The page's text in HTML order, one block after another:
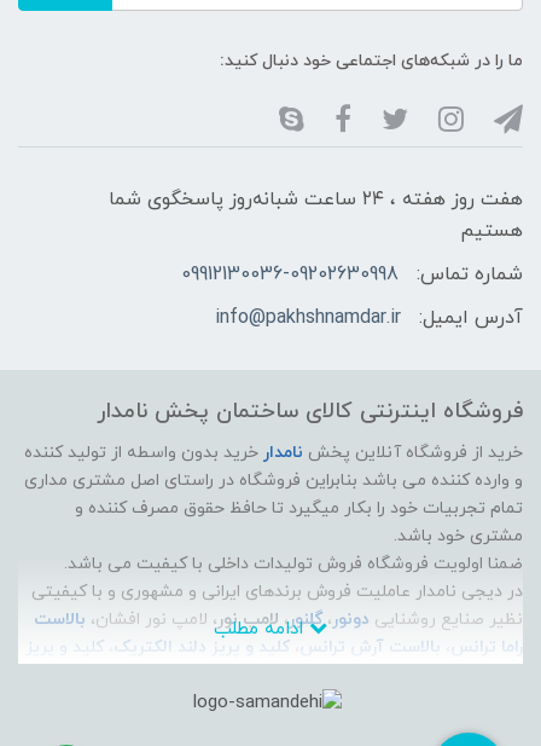
ما را در شبکه‌های اجتماعی خود دنبال کنید:
هفت روز هفته ، ۲۴ ساعت شبانه‌روز پاسخگوی شما
هستیم
شماره تماس:
09912130036-09202630998
آدرس ایمیل:
info@pakhshnamdar.ir
فروشگاه اینترنتی کالای ساختمان پخش نامدار
خرید از فروشگاه آنلاین پخش نامدار خرید بدون واسطه از تولید کننده
و وارده کننده می باشد بنابراین فروشگاه در راستای اصل مشتری مداری
تمام تجربیات خود را بکار میگیرد تا حافظ حقوق مصرف کننده و
مشتری خود باشد.
ضمنا اولویت فروشگاه فروش تولیدات داخلی با کیفیت می باشد.
در دیجی نامدار عاملیت فروش برندهای ایرانی و مشهوری و با کیفیتی
نظیر صنایع روشنایی دونور ،گلنور، لامپ نور ، لامپ نور افشان، بالاست
راما ترانس بالاست آرش ترانس کلید و پریز دلند الکتریک کلید و پریز
لوشان، سیم و کابل زرتافت کرمان، سیم و کابل پرتو الکتریک، سیم و
کابل مازندران،
ادامه مطلب